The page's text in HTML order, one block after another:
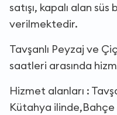
satışı, kapalı alan
verilmektedir.
Tavşanlı Peyzaj ve
saatleri arasında
Hizmet alanları :
Kütahya ilinde,Bahçe